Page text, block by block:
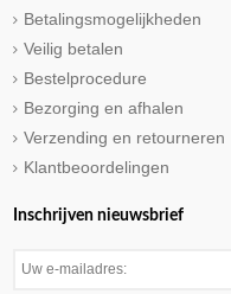
Betalingsmogelijkheden
Veilig betalen
Bestelprocedure
Bezorging en afhalen
Verzending en retourneren
Klantbeoordelingen
Inschrijven nieuwsbrief